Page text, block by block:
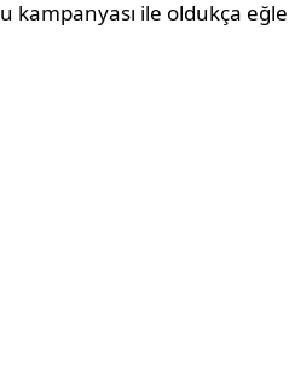
kampanyası ile oldukça